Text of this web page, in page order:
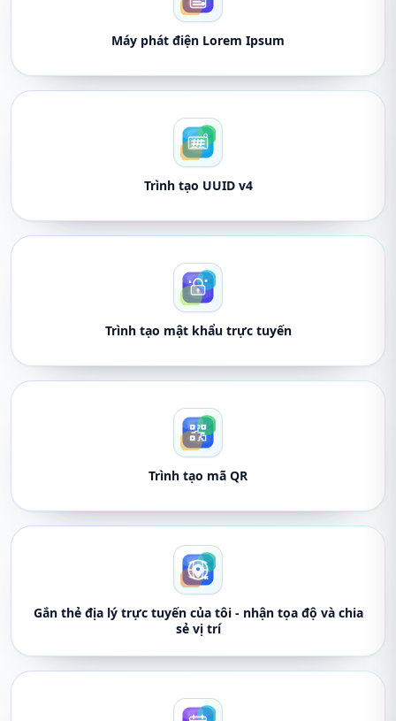
Máy phát điện Lorem Ipsum
Trình tạo UUID v4
Trình tạo mật khẩu trực tuyến
Trình tạo mã QR
Gắn thẻ địa lý trực tuyến của tôi - nhận tọa độ và chia
sẻ vị trí